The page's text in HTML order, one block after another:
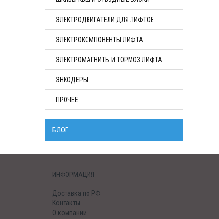
ЭЛЕКТРОДВИГАТЕЛИ ДЛЯ ЛИФТОВ
ЭЛЕКТРОКОМПОНЕНТЫ ЛИФТА
ЭЛЕКТРОМАГНИТЫ И ТОРМОЗ ЛИФТА
ЭНКОДЕРЫ
ПРОЧЕЕ
БЛОГ
ИНФОРМАЦИЯ
Доставка по РФ
Контакты
О компании